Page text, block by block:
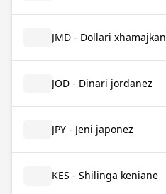
JMD - Dollari xhamajkan
JOD - Dinari jordanez
JPY - Jeni japonez
KES - Shilinga keniane